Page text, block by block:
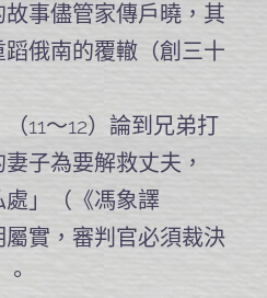
事儘管家傳戶曉，其
俄南的覆轍（創三十
11～12）論到兄弟打
子為要解救丈夫，
處」（《馮象譯
實，審判官必須裁決